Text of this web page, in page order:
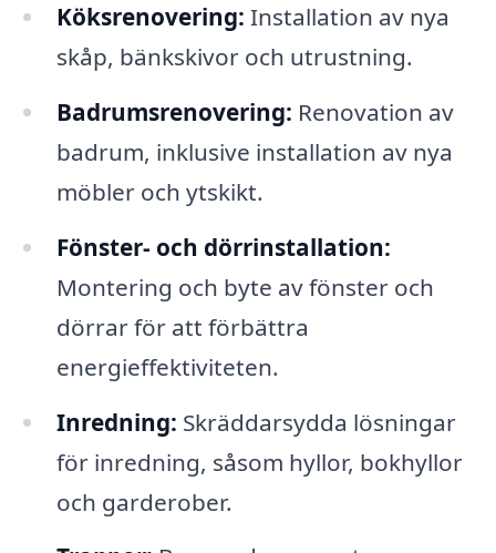
Köksrenovering: Installation av nya
skåp, bänkskivor och utrustning.
Badrumsrenovering: Renovation av
badrum, inklusive installation av nya
möbler och ytskikt.
Fönster- och dörrinstallation:
Montering och byte av fönster och
dörrar för att förbättra
energieffektiviteten.
Inredning: Skräddarsydda lösningar
för inredning, såsom hyllor, bokhyllor
och garderober.